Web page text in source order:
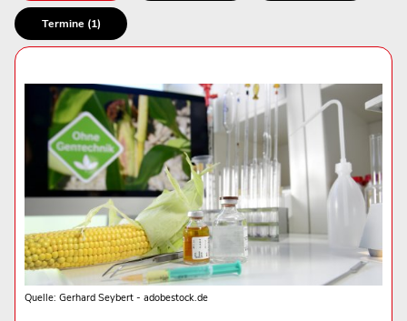
Termine (1)
Quelle: Gerhard Seybert - adobestock.de